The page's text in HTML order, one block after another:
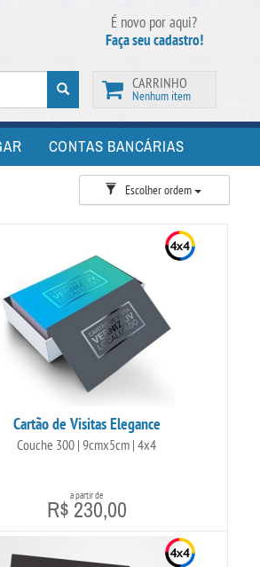
É novo por aqui?
Faça seu cadastro!
CARRINHO
Nenhum item
CONTAS BANCÁRIAS
Escolher ordem
Cartão de Visitas Elegance
Couche 300 | 9cmx5cm | 4x4
a partir de
R$ 230,00
+ Detalhes